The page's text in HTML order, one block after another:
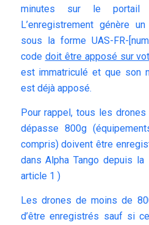
minutes sur le portail
L’enregistrement génère
sous la forme UAS-FR-
code doit être apposé sur
est immatriculé et que son
est déjà apposé.
Pour rappel, tous les
dépasse 800g
compris) doivent être
dans Alpha Tango depuis
article 1 )
Les drones de moins de
d’être enregistrés sauf si